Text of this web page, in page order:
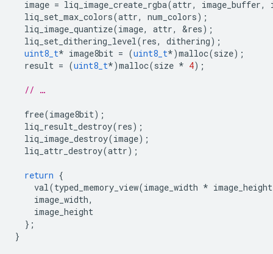
image = liq_image_create_rgba(attr, image_buffer,
liq_set_max_colors(attr, num_colors);
liq_image_quantize(image, attr, &res);
liq_set_dithering_level(res, dithering);
uint8_t* image8bit = (uint8_t*)malloc(size);
result = (uint8_t*)malloc(size * 4);
// …
free(image8bit);
liq_result_destroy(res);
liq_image_destroy(image);
liq_attr_destroy(attr);
return {
val(typed_memory_view(image_width * image_height
image_width,
image_height
};
}